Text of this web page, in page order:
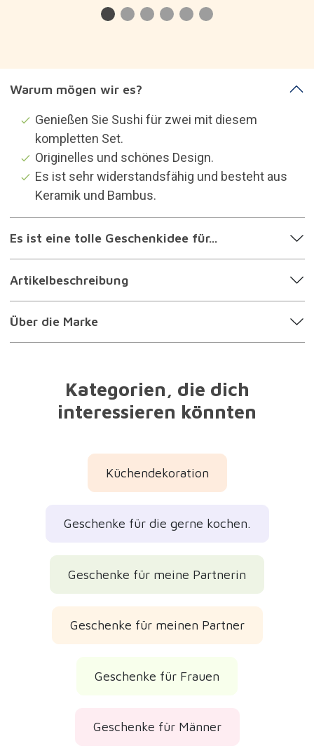
Warum mögen wir es?
Genießen Sie Sushi für zwei mit diesem
kompletten Set.
Originelles und schönes Design.
Es ist sehr widerstandsfähig und besteht aus
Keramik und Bambus.
Es ist eine tolle Geschenkidee für...
Artikelbeschreibung
Über die Marke
Kategorien, die dich
interessieren könnten
Küchendekoration
Geschenke für die gerne kochen.
Geschenke für meine Partnerin
Geschenke für meinen Partner
Geschenke für Frauen
Geschenke für Männer